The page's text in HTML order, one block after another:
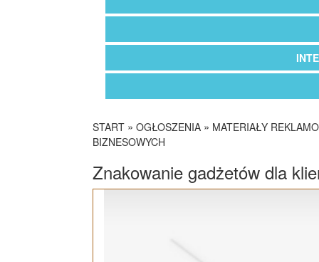
START » OGŁOSZENIA » MATERIAŁY
BIZNESOWYCH
Znakowanie gadżetów dla